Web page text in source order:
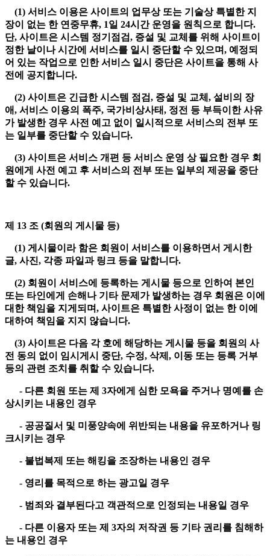
(1) 서비스 이용은 사이트의 업무상 또는 기술상 특별한 지
장이 없는 한 연중무휴, 1일 24시간 운영을 원칙으로 합니다.
단, 사이트은 시스템 정기점검, 증설 및 교체를 위해 사이트이
정한 날이나 시간에 서비스를 일시 중단할 수 있으며, 예정되
어 있는 작업으로 인한 서비스 일시 중단은 사이트을 통해 사
전에 공지합니다.
(2) 사이트은 긴급한 시스템 점검, 증설 및 교체, 설비의 장
애, 서비스 이용의 폭주, 국가비상사태, 정전 등 부득이한 사유
가 발생한 경우 사전 예고 없이 일시적으로 서비스의 전부 또
는 일부를 중단할 수 있습니다.
(3) 사이트은 서비스 개편 등 서비스 운영 상 필요한 경우 회
원에게 사전 예고 후 서비스의 전부 또는 일부의 제공을 중단
할 수 있습니다.
제 13 조 (회원의 게시물 등)
(1) 게시물이라 함은 회원이 서비스를 이용하면서 게시한
글, 사진, 각종 파일과 링크 등을 말합니다.
(2) 회원이 서비스에 등록하는 게시물 등으로 인하여 본인
또는 타인에게 손해나 기타 문제가 발생하는 경우 회원은 이에
대한 책임을 지게되며, 사이트은 특별한 사정이 없는 한 이에
대하여 책임을 지지 않습니다.
(3) 사이트은 다음 각 호에 해당하는 게시물 등을 회원의 사
전 동의 없이 임시게시 중단, 수정, 삭제, 이동 또는 등록 거부
등의 관련 조치를 취할 수 있습니다.
- 다른 회원 또는 제 3자에게 심한 모욕을 주거나 명예를 손
상시키는 내용인 경우
- 공공질서 및 미풍양속에 위반되는 내용을 유포하거나 링
크시키는 경우
- 불법복제 또는 해킹을 조장하는 내용인 경우
- 영리를 목적으로 하는 광고일 경우
- 범죄와 결부된다고 객관적으로 인정되는 내용일 경우
- 다른 이용자 또는 제 3자의 저작권 등 기타 권리를 침해하
는 내용인 경우